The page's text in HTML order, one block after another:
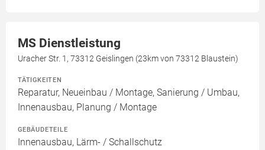
MS Dienstleistung
Uracher Str. 1, 73312 Geislingen (23km von 73312 Blaustein)
TÄTIGKEITEN
Reparatur, Neueinbau / Montage, Sanierung / Umbau,
Innenausbau, Planung / Montage
GEBÄUDETEILE
Innenausbau, Lärm- / Schallschutz